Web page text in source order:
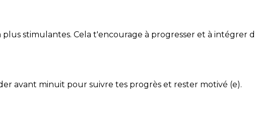
stimulantes. Cela t'encourage à progresser et à intégrer
avant minuit pour suivre tes progrès et rester motivé (e).